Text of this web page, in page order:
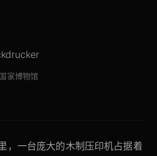
家博物馆
，一台庞大的木制压印机占据着